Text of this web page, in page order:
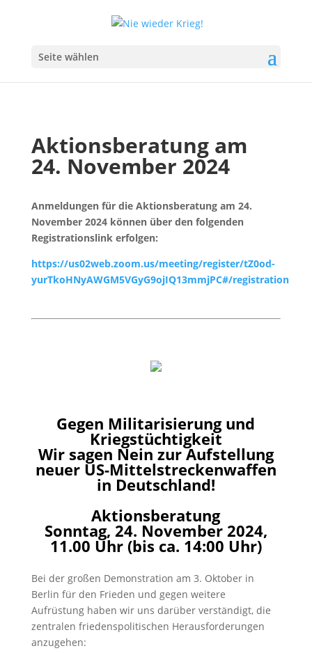
Seite wählen
Aktionsberatung am
24. November 2024
Anmeldungen für die Aktionsberatung am 24.
November 2024 können über den folgenden
Registrationslink erfolgen:
https://us02web.zoom.us/meeting/register/tZ0od-
yurTkoHNyAWGM5VGyG9ojIQ13mmjPC#/registration
Gegen Militarisierung und
Kriegstüchtigkeit
Wir sagen Nein zur Aufstellung
neuer US-Mittelstreckenwaffen
in Deutschland!
Aktionsberatung
Sonntag, 24. November 2024,
11.00 Uhr (bis ca. 14:00 Uhr)
Bei der großen Demonstration am 3. Oktober in
Berlin für den Frieden und gegen weitere
Aufrüstung haben wir uns darüber verständigt, die
zentralen friedenspolitischen Herausforderungen
anzugehen: